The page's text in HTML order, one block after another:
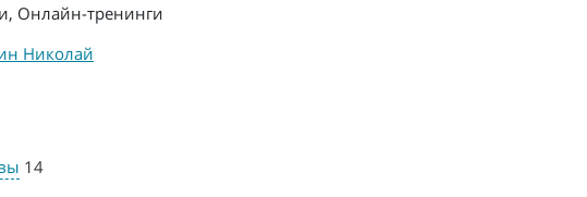
Онлайн-тренинги
Николай
14